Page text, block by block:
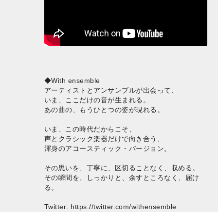
◆With ensemble
アーティストとアンサンブルが出会って、
いま、ここだけの音が生まれる。
あの曲の、もうひとつの姿が現れる。
いま、この時代だからこそ、
声とクラシック楽器だけで向き合う、
渾身のアコースティック・バージョン。
その思いを、丁寧に、区切ることなく、収める。
その瞬間を、しっかりと、余すところなく、届け
る。
Twitter: https://twitter.com/withensemble